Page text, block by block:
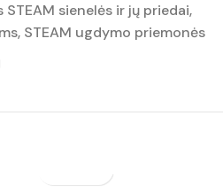
STEAM sienelės ir jų priedai,
, STEAM ugdymo priemonės